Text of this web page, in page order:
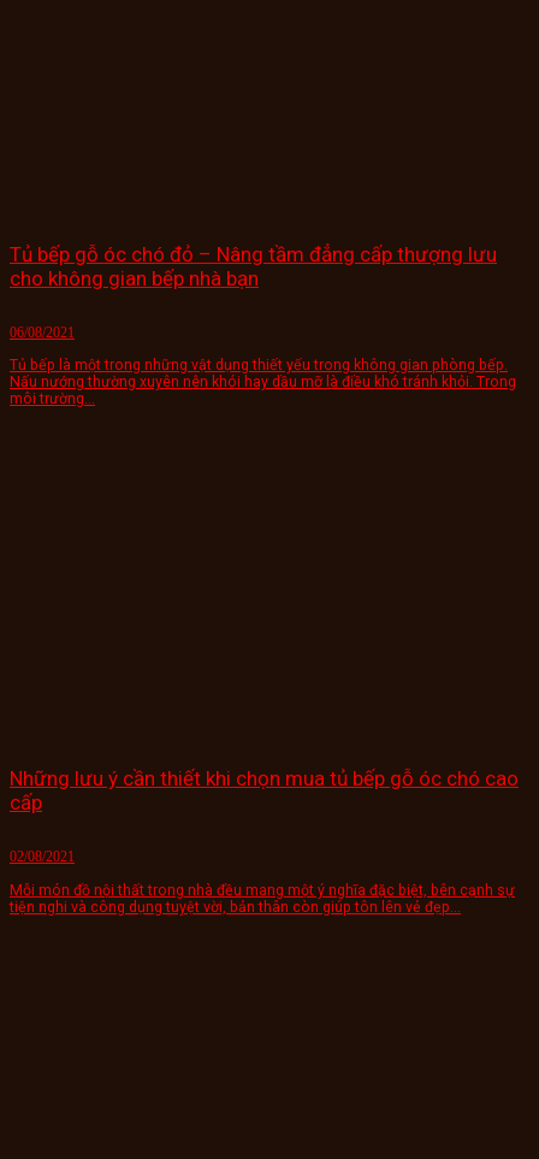
Tủ bếp gỗ óc chó đỏ – Nâng tầm đẳng cấp thượng lưu
cho không gian bếp nhà bạn
06/08/2021
Tủ bếp là một trong những vật dụng thiết yếu trong không gian phòng bếp.
Nấu nướng thường xuyên nên khói hay dầu mỡ là điều khó tránh khỏi. Trong
môi trường...
Những lưu ý cần thiết khi chọn mua tủ bếp gỗ óc chó cao
cấp
02/08/2021
Mỗi món đồ nội thất trong nhà đều mang một ý nghĩa đặc biệt, bên cạnh sự
tiện nghi và công dụng tuyệt vời, bản thân còn giúp tôn lên vẻ đẹp...